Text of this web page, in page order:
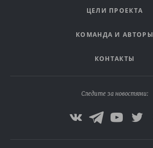
ЦЕЛИ ПРОЕКТА
КОМАНДА И АВТОРЫ
КОНТАКТЫ
Следите за новостями: